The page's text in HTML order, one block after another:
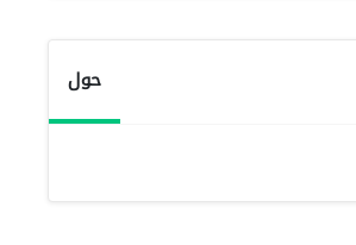
حول